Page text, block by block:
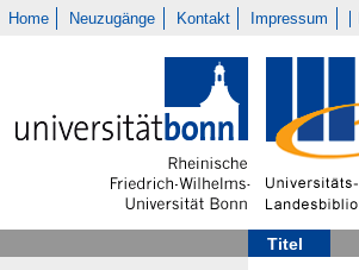
Home Neuzugänge Kontakt Impressum
Titel